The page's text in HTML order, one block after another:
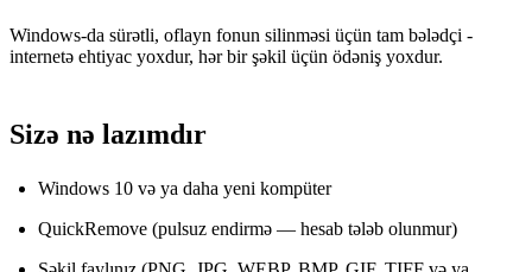
Windows-da sürətli, oflayn fonun silinməsi üçün tam bələdçi -
internetə ehtiyac yoxdur, hər bir şəkil üçün ödəniş yoxdur.
Sizə nə lazımdır
Windows 10 və ya daha yeni kompüter
QuickRemove (pulsuz endirmə — hesab tələb olunmur)